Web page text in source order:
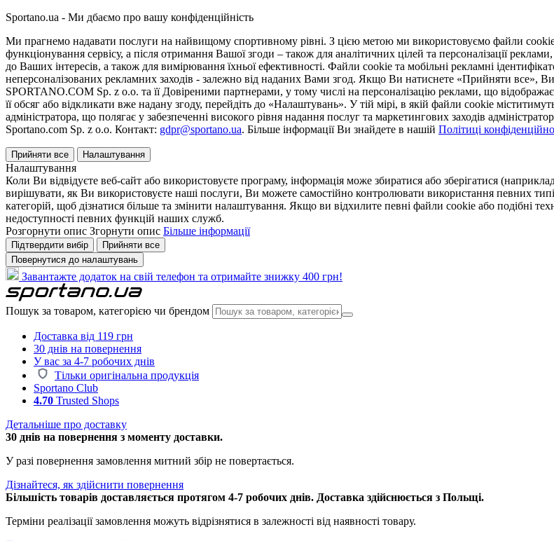
Sportano.ua - Ми дбаємо про вашу конфіденційність
Ми прагнемо надавати послуги на найвищому спортивному рівні. З цією метою ми використовуємо файли cookie
функціонування сервісу, а після отримання Вашої згоди – також для аналітичних цілей та персоналізації
до Ваших інтересів, а також для вимірювання їхньої ефективності. Файли cookie та мобільні рекламні
неперсоналізованих рекламних заходів - залежно від наданих Вами згод. Якщо Ви натиснете «Прийняти все»,
SPORTANO.COM Sp. z o.o. та її Довіреними партнерами, у тому числі на персоналізацію реклами, що
її обсяг або відкликати вже надану згоду, перейдіть до «Налаштувань». У тій мірі, в якій файли cookie
адміністратора, що полягає у забезпеченні високого рівня надання послуг та маркетингових заходів
Sportano.com Sp. z o.o. Контакт: gdpr@sportano.ua. Більше інформації Ви знайдете в нашій Політиці
Прийняти все Налаштування
Налаштування
Коли Ви відвідуєте веб-сайт або використовуєте програму, інформація може збиратися або зберігатися
вирішувати, як Ви використовуєте наші послуги, Ви можете самостійно контролювати використання певних
категорій, щоб дізнатися більше та змінити налаштування. Якщо ви відхилите певні файли cookie або подібні
недоступності певних функцій наших служб.
Розгорнути опис Згорнути опис Більше інформації
Підтвердити вибір
Прийняти все
Повернутися до налаштувань
Завантажте додаток на свій телефон та отримайте знижку 400 грн!
Пошук за товаром, категорією чи брендом
Доставка від 119 грн
30 днів на повернення
У вас за 4-7 робочих днів
Тільки оригінальна продукція
Sportano Club
4.70 Trusted Shops
Детальніше про доставку
30 днів на повернення з моменту доставки.
У разі повернення замовлення митний збір не повертається.
Дізнайтеся, як здійснити повернення
Більшість товарів доставляється протягом 4-7 робочих днів. Доставка здійснюється з Польщі.
Терміни реалізації замовлення можуть відрізнятися в залежності від наявності товару.